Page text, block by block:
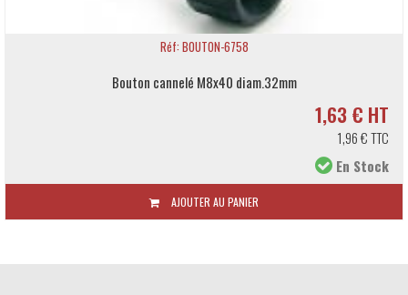
Réf: BOUTON-6758
Bouton cannelé M8x40 diam.32mm
1,63 € HT
1,96 € TTC
En Stock
AJOUTER AU PANIER